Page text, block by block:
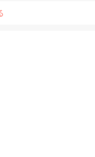
済ませたところだけ
からないですよね！
す。新しいこと覚えるの
らい居ましたよ。
クになるのかもですね☺️